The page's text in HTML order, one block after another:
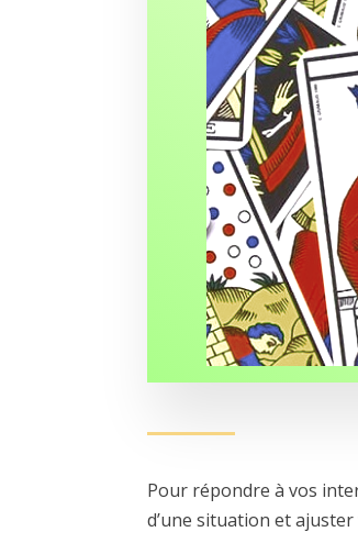
Pour répondre à vos
d’une situation et